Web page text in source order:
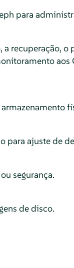
para
recuperação, o
para ajuste de
segurança.
de disco.